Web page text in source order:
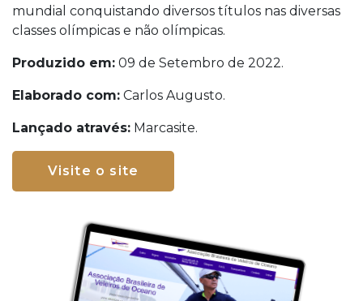
mundial conquistando diversos títulos nas diversas
classes olímpicas e não olímpicas.
Produzido em: 09 de Setembro de 2022.
Elaborado com: Carlos Augusto.
Lançado através: Marcasite.
Visite o site